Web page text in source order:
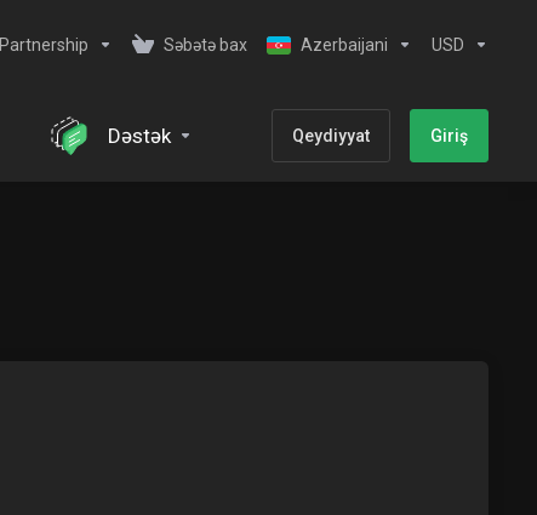
Partnership Səbətə bax Azerbaijani USD
Dəstək Qeydiyyat Giriş